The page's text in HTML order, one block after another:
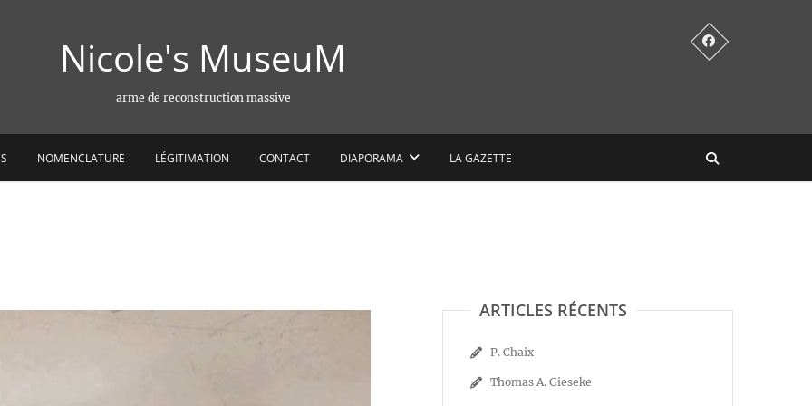
Nicole's MuseuM
arme de reconstruction massive
NOMENCLATURE LÉGITIMATION CONTACT DIAPORAMA LA GAZETTE
ARTICLES RÉCENTS
P. Chaix
Thomas A. Gieseke